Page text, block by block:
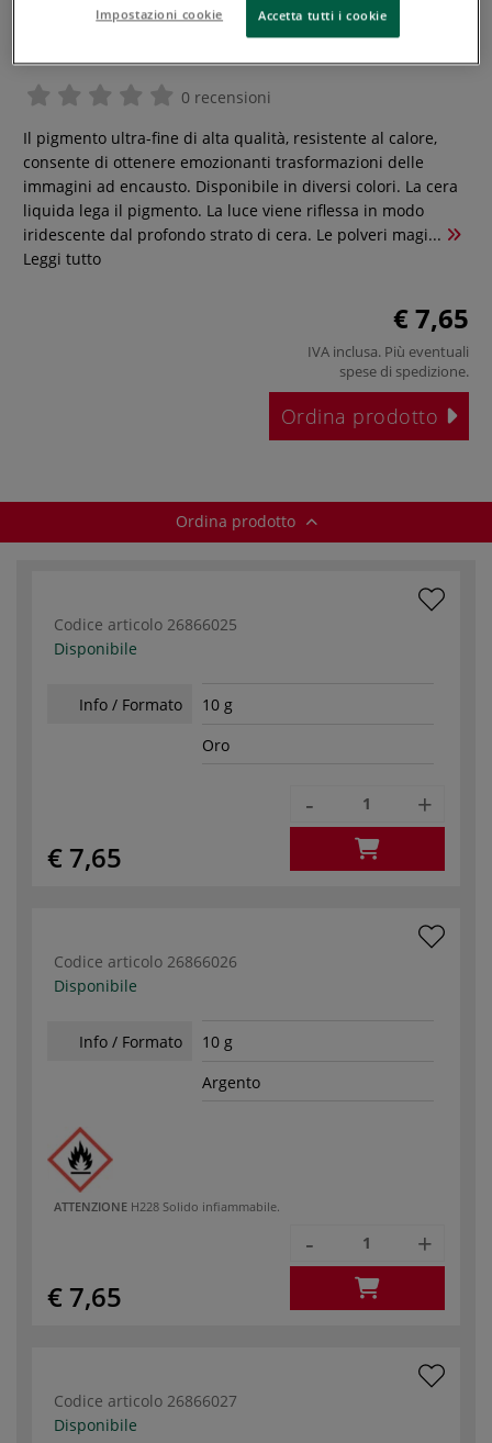
Hobbyring - Polvere magica per
0 recensioni
Il pigmento ultra-fine di alta qualità, resistente al calore,
consente di ottenere emozionanti trasformazioni delle
immagini ad encausto. Disponibile in diversi colori. La cera
liquida lega il pigmento. La luce viene riflessa in modo
iridescente dal profondo strato di cera. Le polveri magi...
Leggi tutto
€ 7,65
IVA inclusa. Più eventuali
spese di spedizione.
Ordina prodotto
Ordina prodotto
Codice articolo 26866025
Disponibile
Info / Formato
10 g
Oro
€ 7,65
- +
Codice articolo 26866026
Disponibile
Info / Formato
10 g
Argento
ATTENZIONE H228 Solido infiammabile.
€ 7,65
- +
Codice articolo 26866027
Disponibile
Impostazioni cookie Accetta tutti i cookie